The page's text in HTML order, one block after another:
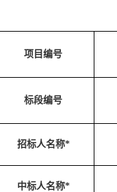
项目编号
标段编号
招标人名称*
中标人名称*